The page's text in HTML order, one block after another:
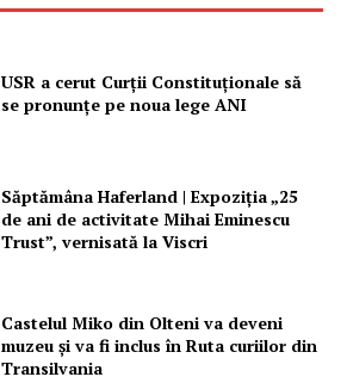
USR a cerut Curții Constituționale să
se pronunțe pe noua lege ANI
Săptămâna Haferland | Expoziţia „25
de ani de activitate Mihai Eminescu
Trust”, vernisată la Viscri
Castelul Miko din Olteni va deveni
muzeu şi va fi inclus în Ruta curiilor din
Transilvania